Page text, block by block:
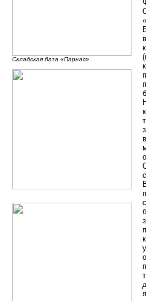
Складская база «Парнас»